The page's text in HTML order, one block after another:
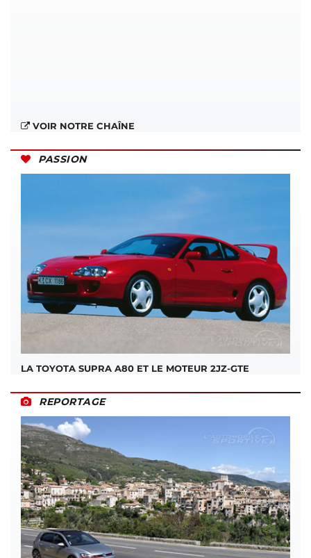
VOIR NOTRE CHAÎNE
PASSION
LA TOYOTA SUPRA A80 ET LE MOTEUR 2JZ-GTE
REPORTAGE